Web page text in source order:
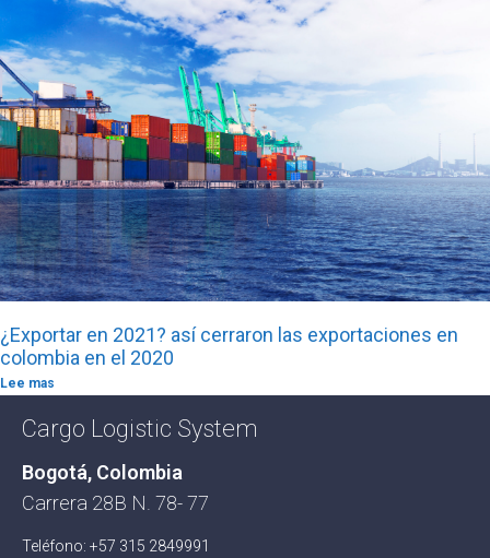
¿Exportar en 2021? así cerraron las exportaciones en
colombia en el 2020
Lee mas
Cargo Logistic System
Bogotá, Colombia
Carrera 28B N. 78- 77
Teléfono: +57 315 2849991